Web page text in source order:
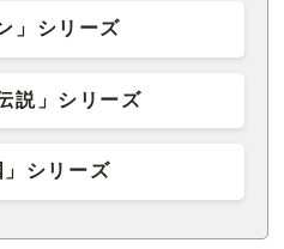
」シリーズ
説」シリーズ
」シリーズ